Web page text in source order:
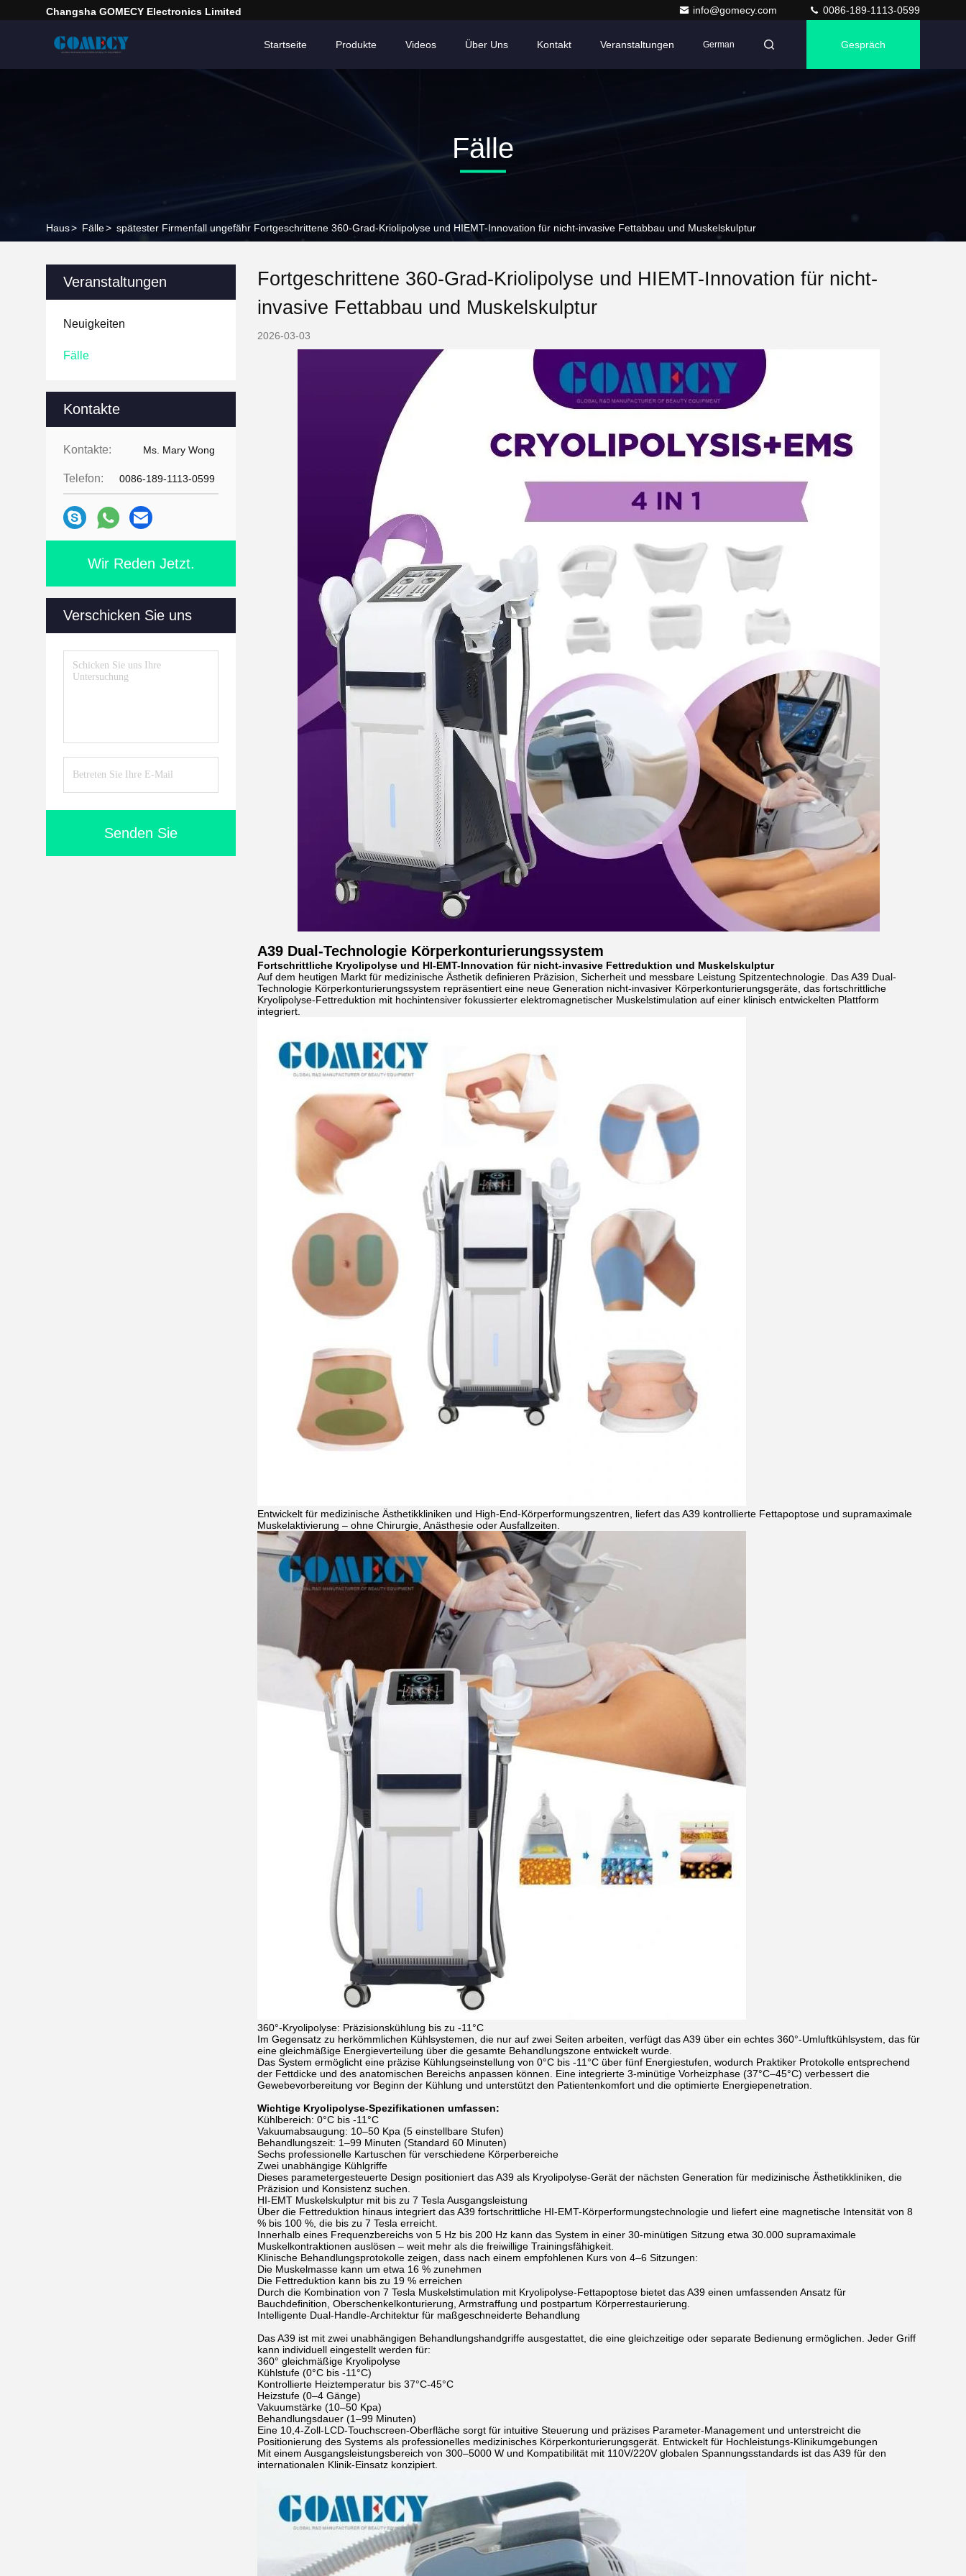
Changsha GOMECY Electronics Limited info@gomecy.com 0086-189-1113-0599
Startseite Produkte Videos Über Uns Kontakt Veranstaltungen German Gespräch
Fälle
Haus> Fälle> spätester Firmenfall ungefähr Fortgeschrittene 360-Grad-Kriolipolyse und HIEMT-Innovation für nicht-invasive Fettabbau und Muskelskulptur
Veranstaltungen
Neuigkeiten
Fälle
Kontakte
Kontakte: Ms. Mary Wong
Telefon: 0086-189-1113-0599
Wir Reden Jetzt.
Verschicken Sie uns
Senden Sie
Fortgeschrittene 360-Grad-Kriolipolyse und HIEMT-Innovation für nicht-
invasive Fettabbau und Muskelskulptur
2026-03-03
A39 Dual-Technologie Körperkonturierungssystem
Fortschrittliche Kryolipolyse und HI-EMT-Innovation für nicht-invasive Fettreduktion und Muskelskulptur
Auf dem heutigen Markt für medizinische Ästhetik definieren Präzision, Sicherheit und messbare Leistung Spitzentechnologie. Das A39 Dual-
Technologie Körperkonturierungssystem repräsentiert eine neue Generation nicht-invasiver Körperkonturierungsgeräte, das fortschrittliche
Kryolipolyse-Fettreduktion mit hochintensiver fokussierter elektromagnetischer Muskelstimulation auf einer klinisch entwickelten Plattform
integriert.
Entwickelt für medizinische Ästhetikkliniken und High-End-Körperformungszentren, liefert das A39 kontrollierte Fettapoptose und supramaximale
Muskelaktivierung – ohne Chirurgie, Anästhesie oder Ausfallzeiten.
360°-Kryolipolyse: Präzisionskühlung bis zu -11°C
Im Gegensatz zu herkömmlichen Kühlsystemen, die nur auf zwei Seiten arbeiten, verfügt das A39 über ein echtes 360°-Umluftkühlsystem, das für
eine gleichmäßige Energieverteilung über die gesamte Behandlungszone entwickelt wurde.
Das System ermöglicht eine präzise Kühlungseinstellung von 0°C bis -11°C über fünf Energiestufen, wodurch Praktiker Protokolle entsprechend
der Fettdicke und des anatomischen Bereichs anpassen können. Eine integrierte 3-minütige Vorheizphase (37°C–45°C) verbessert die
Gewebevorbereitung vor Beginn der Kühlung und unterstützt den Patientenkomfort und die optimierte Energiepenetration.
Wichtige Kryolipolyse-Spezifikationen umfassen:
Kühlbereich: 0°C bis -11°C
Vakuumabsaugung: 10–50 Kpa (5 einstellbare Stufen)
Behandlungszeit: 1–99 Minuten (Standard 60 Minuten)
Sechs professionelle Kartuschen für verschiedene Körperbereiche
Zwei unabhängige Kühlgriffe
Dieses parametergesteuerte Design positioniert das A39 als Kryolipolyse-Gerät der nächsten Generation für medizinische Ästhetikkliniken, die
Präzision und Konsistenz suchen.
HI-EMT Muskelskulptur mit bis zu 7 Tesla Ausgangsleistung
Über die Fettreduktion hinaus integriert das A39 fortschrittliche HI-EMT-Körperformungstechnologie und liefert eine magnetische Intensität von 8
% bis 100 %, die bis zu 7 Tesla erreicht.
Innerhalb eines Frequenzbereichs von 5 Hz bis 200 Hz kann das System in einer 30-minütigen Sitzung etwa 30.000 supramaximale
Muskelkontraktionen auslösen – weit mehr als die freiwillige Trainingsfähigkeit.
Klinische Behandlungsprotokolle zeigen, dass nach einem empfohlenen Kurs von 4–6 Sitzungen:
Die Muskelmasse kann um etwa 16 % zunehmen
Die Fettreduktion kann bis zu 19 % erreichen
Durch die Kombination von 7 Tesla Muskelstimulation mit Kryolipolyse-Fettapoptose bietet das A39 einen umfassenden Ansatz für
Bauchdefinition, Oberschenkelkonturierung, Armstraffung und postpartum Körperrestaurierung.
Intelligente Dual-Handle-Architektur für maßgeschneiderte Behandlung
Das A39 ist mit zwei unabhängigen Behandlungshandgriffe ausgestattet, die eine gleichzeitige oder separate Bedienung ermöglichen. Jeder Griff
kann individuell eingestellt werden für:
360° gleichmäßige Kryolipolyse
Kühlstufe (0°C bis -11°C)
Kontrollierte Heiztemperatur bis 37°C-45°C
Heizstufe (0–4 Gänge)
Vakuumstärke (10–50 Kpa)
Behandlungsdauer (1–99 Minuten)
Eine 10,4-Zoll-LCD-Touchscreen-Oberfläche sorgt für intuitive Steuerung und präzises Parameter-Management und unterstreicht die
Positionierung des Systems als professionelles medizinisches Körperkonturierungsgerät. Entwickelt für Hochleistungs-Klinikumgebungen
Mit einem Ausgangsleistungsbereich von 300–5000 W und Kompatibilität mit 110V/220V globalen Spannungsstandards ist das A39 für den
internationalen Klinik-Einsatz konzipiert.